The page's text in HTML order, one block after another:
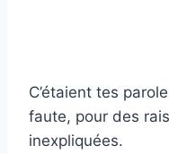
C’étaient tes
faute, pour des
inexpliquées.